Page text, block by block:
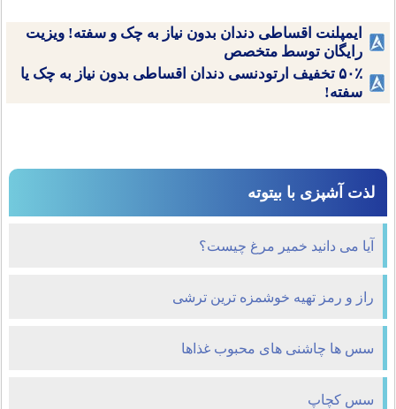
ایمپلنت اقساطی دندان بدون نیاز به چک و سفته! ویزیت
رایگان توسط متخصص
۵۰٪ تخفیف ارتودنسی دندان اقساطی بدون نیاز به چک یا
سفته!
لذت آشپزی با بیتوته
آیا می دانید خمیر مرغ چیست؟
راز و رمز تهیه خوشمزه ترین ترشی
سس ها چاشنی های محبوب غذاها
سس کچاپ